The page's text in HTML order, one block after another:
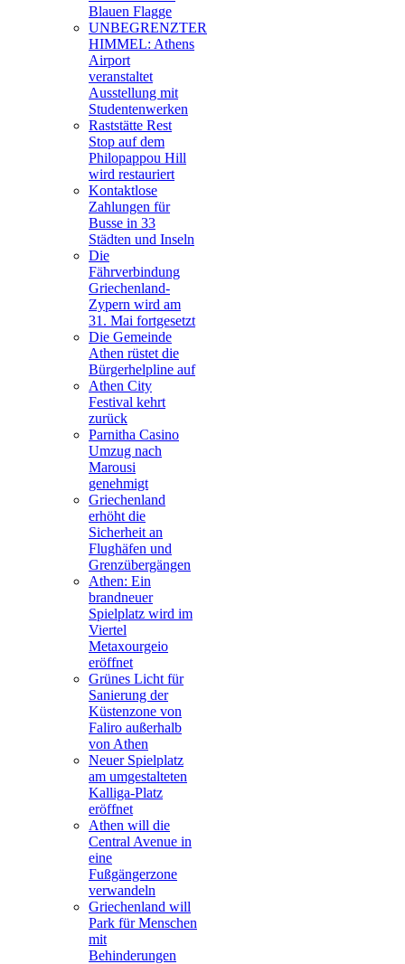
Blauen Flagge
UNBEGRENZTER
HIMMEL: Athens
Airport
veranstaltet
Ausstellung mit
Studentenwerken
Raststätte Rest
Stop auf dem
Philopappou Hill
wird restauriert
Kontaktlose
Zahlungen für
Busse in 33
Städten und Inseln
Die
Fährverbindung
Griechenland-
Zypern wird am
31. Mai fortgesetzt
Die Gemeinde
Athen rüstet die
Bürgerhelpline auf
Athen City
Festival kehrt
zurück
Parnitha Casino
Umzug nach
Marousi
genehmigt
Griechenland
erhöht die
Sicherheit an
Flughäfen und
Grenzübergängen
Athen: Ein
brandneuer
Spielplatz wird im
Viertel
Metaxourgeio
eröffnet
Grünes Licht für
Sanierung der
Küstenzone von
Faliro außerhalb
von Athen
Neuer Spielplatz
am umgestalteten
Kalliga-Platz
eröffnet
Athen will die
Central Avenue in
eine
Fußgängerzone
verwandeln
Griechenland will
Park für Menschen
mit
Behinderungen